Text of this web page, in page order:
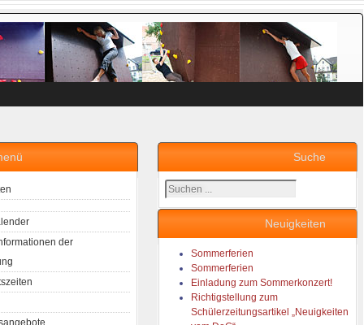
der
Suche
Suchen
...
Neuigkeiten
Sommerferien
Sommerferien
Einladung zum Sommerkonzert!
Richtigstellung zum
Schülerzeitungsartikel „Neuigkeiten